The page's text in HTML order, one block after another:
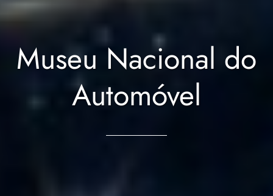
Museu Nacional do
Automóvel